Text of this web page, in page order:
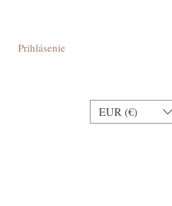
Prihlásenie
EUR (€)